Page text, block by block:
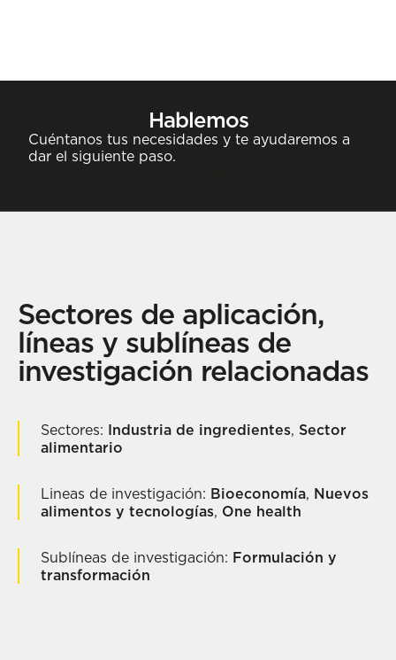
Hablemos
Cuéntanos tus necesidades y te ayudaremos a
dar el siguiente paso.
Sectores de aplicación,
líneas y sublíneas de
investigación relacionadas
Sectores: Industria de ingredientes, Sector
alimentario
Lineas de investigación: Bioeconomía, Nuevos
alimentos y tecnologías, One health
Sublíneas de investigación: Formulación y
transformación